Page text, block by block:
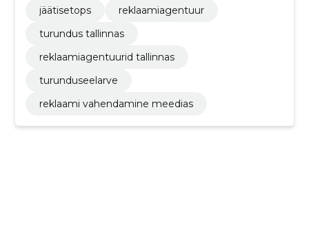
jäätisetops
reklaamiagentuur
turundus tallinnas
reklaamiagentuurid tallinnas
turunduseelarve
reklaami vahendamine meedias